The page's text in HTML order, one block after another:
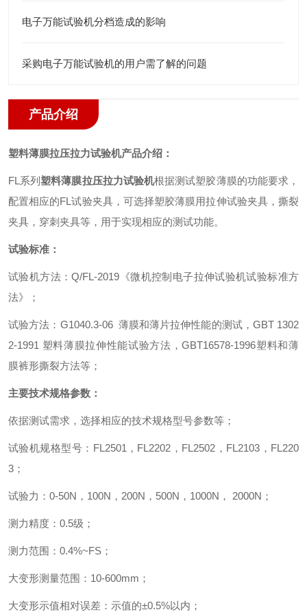
电子万能试验机分档造成的影响
采购电子万能试验机的用户需了解的问题
产品介绍
塑料薄膜拉压拉力试验机产品介绍：
FL系列塑料薄膜拉压拉力试验机根据测试塑胶薄膜的功能要求 ，
配置相应的FL试验夹具， 可选择塑胶薄膜用拉伸试验夹具， 撕裂
夹具 ， 穿刺夹具等 ， 用于实现相应的测试功能。
试验标准：
试验机方法：Q/FL-2019《微机控制电子拉伸试验机试验标准方
法》
；
试验方法 ： G1040.3-06 薄膜和薄片拉伸性能的测试，GBT 1302
2-1991 塑料薄膜拉伸性能试验方法，GBT16578-1996塑料和薄
膜裤形撕裂方法等 ；
主要技术规格参数 ：
依据测试需求，选择相应的技术规格型号参数等 ；
试验机规格型号 ： FL2501 ， FL2202 ， FL2502 ， FL2103 ， FL220
3 ；
试验力 ： 0-50N ， 100N ， 200N ， 500N ， 1000N ， 2000N ；
测力精度 ： 0.5级 ；
测力范围 ： 0.4%~FS ；
大变形测量范围 ： 10-600mm ；
大变形示值相对误差 ： 示值的±0.5%以内 ；